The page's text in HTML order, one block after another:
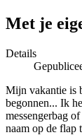
Met je
Details
Mijn vakantie is
begonnen... Ik
messengerbag
naam op de flap